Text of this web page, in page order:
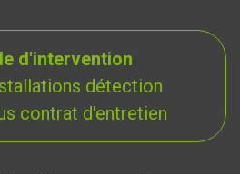
d'intervention
détection
contrat d'entretien